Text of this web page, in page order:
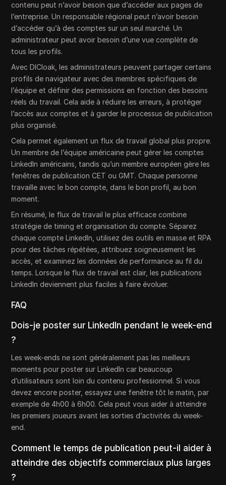
contenu peut n’avoir besoin que d’accéder aux pages de
l’entreprise. Un responsable régional peut n’avoir besoin
d’accéder qu’à des comptes sur un seul marché. Un
administrateur peut avoir besoin d’une vue complète de
tous les profils.
Avec DICloak, les administrateurs peuvent partager certains
profils de navigateur avec des membres spécifiques de
l’équipe et définir des permissions en fonction des besoins
réels du travail. Cela aide à réduire les erreurs, à protéger
l’accès aux comptes et à garder le processus de publication
plus organisé.
Cela permet également un flux de travail global plus propre.
Un membre de l’équipe américaine peut gérer les comptes
LinkedIn américains, tandis qu’un membre européen gère les
fenêtres de publication CET ou GMT. Chaque personne
travaille avec le bon compte, dans le bon profil, au bon
moment.
En résumé, le flux de travail le plus efficace combine
stratégie de timing et organisation du compte. Séparez
chaque compte LinkedIn, utilisez des outils en masse et RPA
pour des tâches répétées, attribuez soigneusement les
accès, et examinez les données de performance au fil du
temps. Lorsque le flux de travail est clair, les publications
LinkedIn deviennent plus faciles à faire évoluer.
FAQ
Dois-je poster sur LinkedIn pendant le week-end
?
Les week-ends ne sont généralement pas les meilleurs
moments pour poster sur LinkedIn car beaucoup
d’utilisateurs sont loin du contenu professionnel. Si vous
devez encore poster, essayez une fenêtre tôt le matin, par
exemple de 4h00 à 6h00. Cela peut vous aider à atteindre
les premiers joueurs avant les sorties d’activités du week-
end.
Comment le temps de publication peut-il aider à
atteindre des objectifs commerciaux plus larges
?